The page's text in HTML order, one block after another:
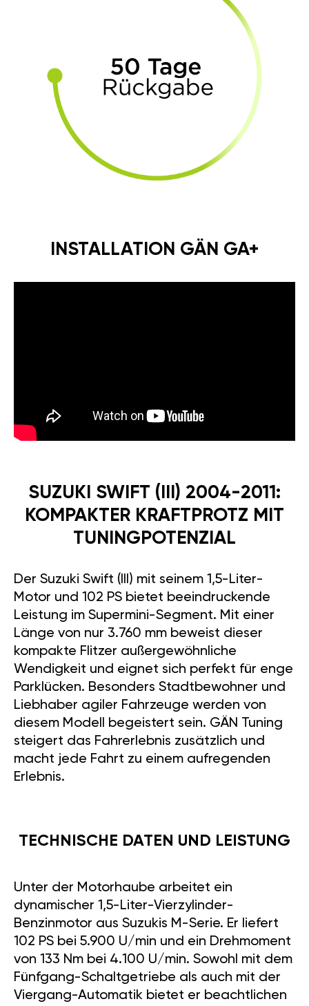
INSTALLATION GÄN GA+
SUZUKI SWIFT (III) 2004-2011:
KOMPAKTER KRAFTPROTZ MIT
TUNINGPOTENZIAL
Der Suzuki Swift (III) mit seinem 1,5-Liter-
Motor und 102 PS bietet beeindruckende
Leistung im Supermini-Segment. Mit einer
Länge von nur 3.760 mm beweist dieser
kompakte Flitzer außergewöhnliche
Wendigkeit und eignet sich perfekt für enge
Parklücken. Besonders Stadtbewohner und
Liebhaber agiler Fahrzeuge werden von
diesem Modell begeistert sein. GÄN Tuning
steigert das Fahrerlebnis zusätzlich und
macht jede Fahrt zu einem aufregenden
Erlebnis.
TECHNISCHE DATEN UND LEISTUNG
Unter der Motorhaube arbeitet ein
dynamischer 1,5-Liter-Vierzylinder-
Benzinmotor aus Suzukis M-Serie. Er liefert
102 PS bei 5.900 U/min und ein Drehmoment
von 133 Nm bei 4.100 U/min. Sowohl mit dem
Fünfgang-Schaltgetriebe als auch mit der
Viergang-Automatik bietet er beachtlichen